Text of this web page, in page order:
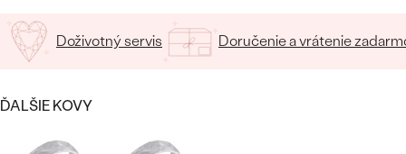
OBJAVIŤ
Doživotný servis Doručenie a vrátenie
ĎALŠIE KOVY